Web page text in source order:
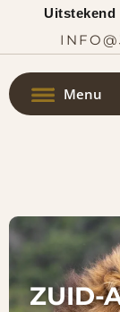
Uitstekend
Menu
ZUID-